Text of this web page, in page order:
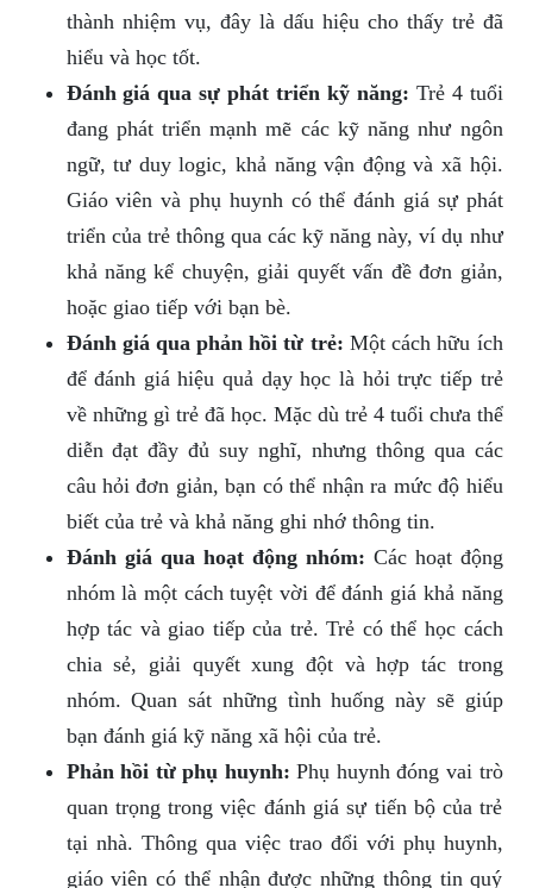
thành nhiệm vụ, đây là dấu hiệu cho thấy trẻ đã
hiểu và học tốt.
Đánh giá qua sự phát triển kỹ năng: Trẻ 4 tuổi
đang phát triển mạnh mẽ các kỹ năng như ngôn
ngữ, tư duy logic, khả năng vận động và xã hội.
Giáo viên và phụ huynh có thể đánh giá sự phát
triển của trẻ thông qua các kỹ năng này, ví dụ như
khả năng kể chuyện, giải quyết vấn đề đơn giản,
hoặc giao tiếp với bạn bè.
Đánh giá qua phản hồi từ trẻ: Một cách hữu ích
để đánh giá hiệu quả dạy học là hỏi trực tiếp trẻ
về những gì trẻ đã học. Mặc dù trẻ 4 tuổi chưa thể
diễn đạt đầy đủ suy nghĩ, nhưng thông qua các
câu hỏi đơn giản, bạn có thể nhận ra mức độ hiểu
biết của trẻ và khả năng ghi nhớ thông tin.
Đánh giá qua hoạt động nhóm: Các hoạt động
nhóm là một cách tuyệt vời để đánh giá khả năng
hợp tác và giao tiếp của trẻ. Trẻ có thể học cách
chia sẻ, giải quyết xung đột và hợp tác trong
nhóm. Quan sát những tình huống này sẽ giúp
bạn đánh giá kỹ năng xã hội của trẻ.
Phản hồi từ phụ huynh: Phụ huynh đóng vai trò
quan trọng trong việc đánh giá sự tiến bộ của trẻ
tại nhà. Thông qua việc trao đổi với phụ huynh,
giáo viên có thể nhận được những thông tin quý